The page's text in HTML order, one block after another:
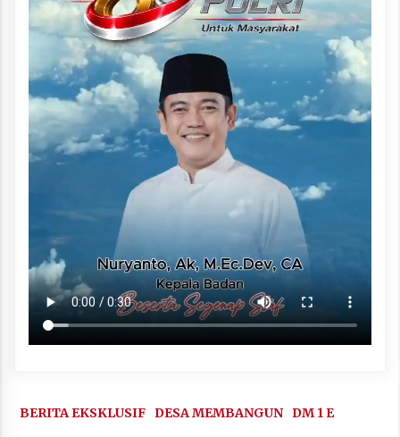
BERITA EKSKLUSIF DESA MEMBANGUN DM 1 E